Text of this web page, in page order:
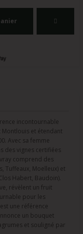
incontournable
Montlouis et étendant
Avec sa femme
des vignes certifiées
comprend des
Tuffeaux, Moelleux) et
Habert, Baudoin).
révèlent un fruit
pour les
une référence
un bouquet
et souligné par